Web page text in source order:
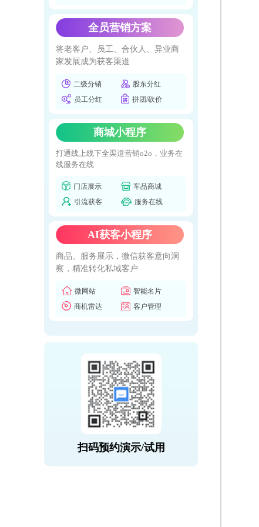
全员营销方案
将老客户、员工、合伙人、异业商
家发展成为获客渠道
二级分销
股东分红
员工分红
拼团/砍价
商城小程序
打通线上线下全渠道营销o2o，业务在
线服务在线
门店展示
车品商城
引流获客
服务在线
AI获客小程序
商品、服务展示，微信获客意向洞
察，精准转化私域客户
微网站
智能名片
商机雷达
客户管理
扫码预约演示/试用